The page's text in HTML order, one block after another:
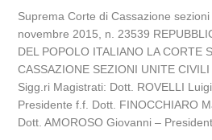
Suprema Corte di Cassazione
novembre 2015, n. 23539
DEL POPOLO ITALIANO LA CORTE
CASSAZIONE SEZIONI UNITE
Sigg.ri Magistrati: Dott. ROVELLI
Presidente f.f. Dott. FINOCCHIARO
Dott. AMOROSO Giovanni –